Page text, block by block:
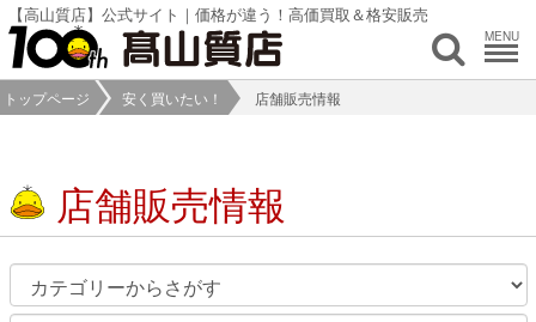
【高山質店】公式サイト｜価格が違う！高価買取＆格安販売
MENU
トップページ 安く買いたい！ 店舗販売情報
店舗販売情報